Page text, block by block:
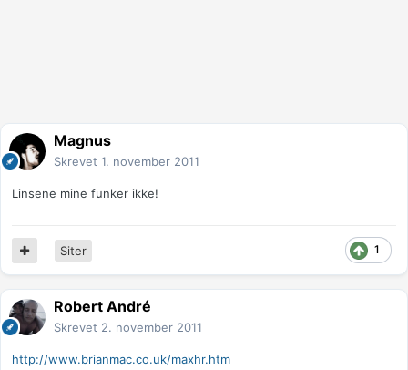
Magnus
Skrevet 1. november 2011
Linsene mine funker ikke!
1
Siter
Robert André
Skrevet 2. november 2011
http://www.brianmac.co.uk/maxhr.htm